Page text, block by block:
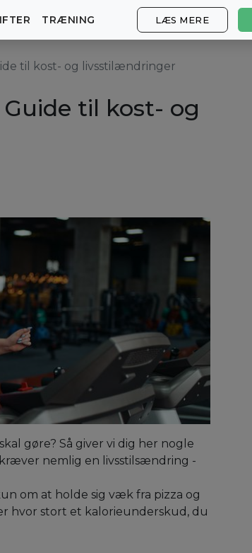
TRÆNING LÆS MERE
til kost- og livsstilændringer
til kost- og
gøre? Så giver vi dig her nogle
nemlig en livsstilsændring -
om at holde sig væk fra pizza og
hvor stort et kalorieunderskud, du